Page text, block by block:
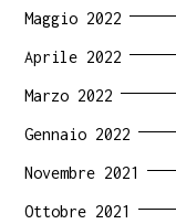
Maggio 2022
Aprile 2022
Marzo 2022
Gennaio 2022
Novembre 2021
Ottobre 2021